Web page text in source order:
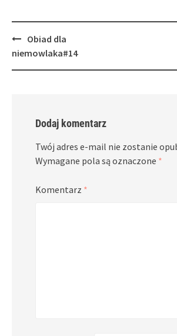
Post
navigation
Obiad dla
niemowlaka#14
Dodaj komentarz
Twój adres e-mail nie zostanie
Wymagane pola są oznaczone *
Komentarz *